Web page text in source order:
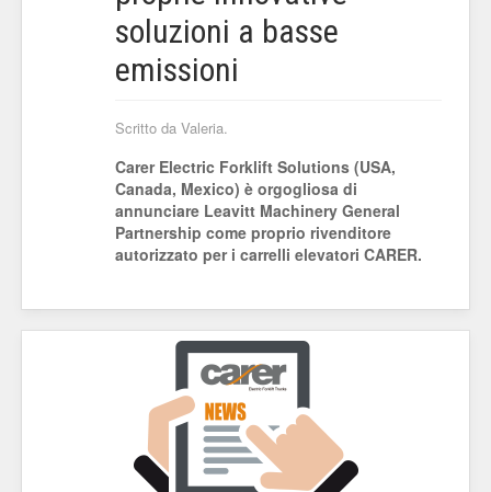
soluzioni a basse
emissioni
Scritto da Valeria.
Carer Electric Forklift Solutions (USA,
Canada, Mexico) è orgogliosa di
annunciare Leavitt Machinery General
Partnership come proprio rivenditore
autorizzato per i carrelli elevatori CARER.